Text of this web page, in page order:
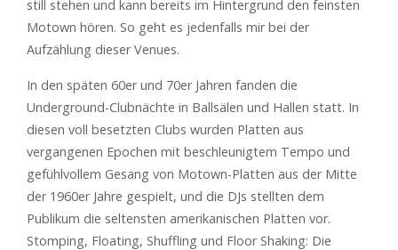
still stehen und kann bereits im Hintergrund den feinsten
Motown hören. So geht es jedenfalls mir bei der
Aufzählung dieser Venues.
In den späten 60er und 70er Jahren fanden die
Underground-Clubnächte in Ballsälen und Hallen statt. In
diesen voll besetzten Clubs wurden Platten aus
vergangenen Epochen mit beschleunigtem Tempo und
gefühlvollem Gesang von Motown-Platten aus der Mitte
der 1960er Jahre gespielt, und die DJs stellten dem
Publikum die seltensten amerikanischen Platten vor.
Stomping, Floating, Shuffling und Floor Shaking: Die